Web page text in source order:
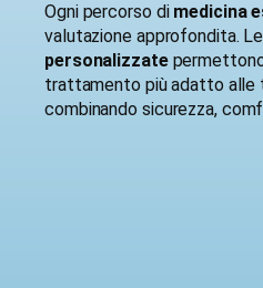
Ogni percorso di medicina
valutazione approfondita. Le
personalizzatepermettono
trattamento più adatto alle
combinando sicurezza,